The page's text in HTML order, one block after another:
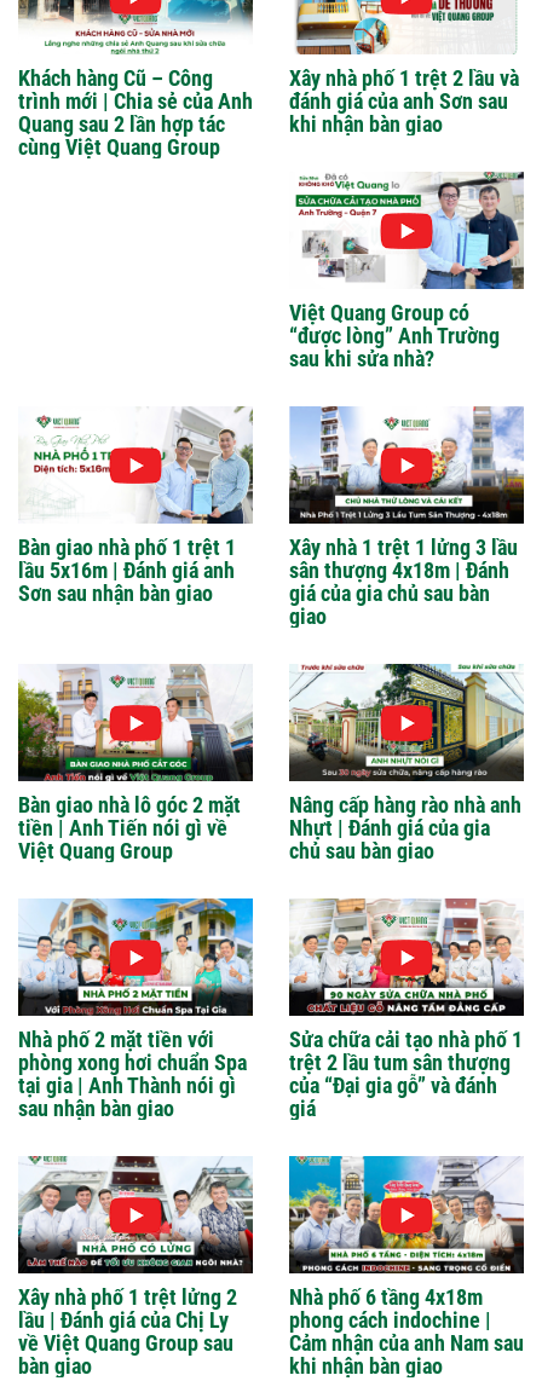
Khách hàng Cũ – Công
trình mới | Chia sẻ của Anh
Quang sau 2 lần hợp tác
cùng Việt Quang Group
Xây nhà phố 1 trệt 2 lầu và
đánh giá của anh Sơn sau
khi nhận bàn giao
Việt Quang Group có
“được lòng” Anh Trường
sau khi sửa nhà?
Bàn giao nhà phố 1 trệt 1
lầu 5x16m | Đánh giá anh
Sơn sau nhận bàn giao
Xây nhà 1 trệt 1 lửng 3 lầu
sân thượng 4x18m | Đánh
giá của gia chủ sau bàn
giao
Bàn giao nhà lô góc 2 mặt
tiền | Anh Tiến nói gì về
Việt Quang Group
Nâng cấp hàng rào nhà anh
Nhựt | Đánh giá của gia
chủ sau bàn giao
Nhà phố 2 mặt tiền với
phòng xong hơi chuẩn Spa
tại gia | Anh Thành nói gì
sau nhận bàn giao
Sửa chữa cải tạo nhà phố 1
trệt 2 lầu tum sân thượng
của “Đại gia gỗ” và đánh
giá
Xây nhà phố 1 trệt lửng 2
lầu | Đánh giá của Chị Ly
về Việt Quang Group sau
bàn giao
Nhà phố 6 tầng 4x18m
phong cách indochine |
Cảm nhận của anh Nam sau
khi nhận bàn giao